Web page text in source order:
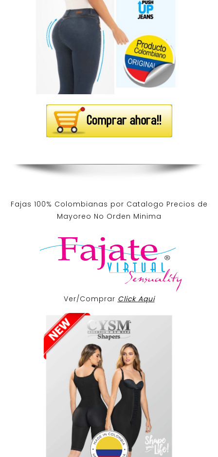
Fajas 100% Colombianas por Catalogo Precios de
Mayoreo No Orden Minima
Ver/Comprar Click Aqui